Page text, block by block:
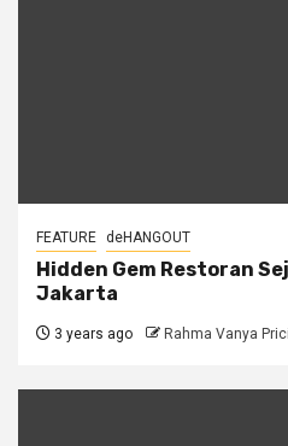
FEATURE deHANGOUT
Hidden Gem Restoran
Jakarta
3 years ago Rahma Vanya